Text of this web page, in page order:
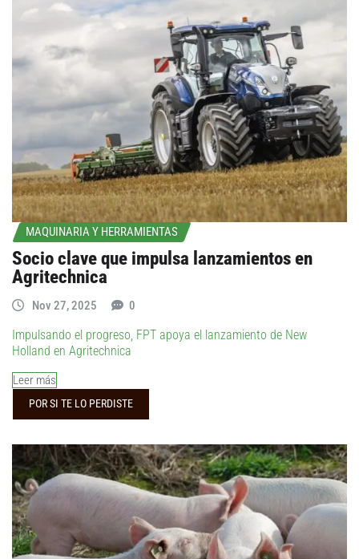
MAQUINARIA Y HERRAMIENTAS
Socio clave que impulsa lanzamientos en
Agritechnica
Nov 27, 2025 0
Impulsando el progreso, FPT apoya el lanzamiento de New
Holland en Agritechnica
Leer más
POR SI TE LO PERDISTE